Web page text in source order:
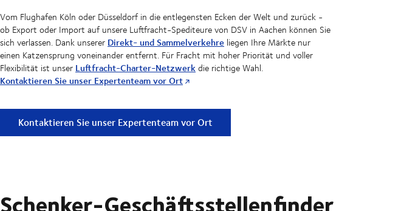
Vom Flughafen Köln oder Düsseldorf in die entlegensten Ecken der Welt und zurück -
ob Export oder Import auf unsere Luftfracht-Spediteure von DSV in Aachen können Sie
sich verlassen. Dank unserer Direkt- und Sammelverkehre liegen Ihre Märkte nur
einen Katzensprung voneinander entfernt. Für Fracht mit hoher Priorität und voller
Flexibilität ist unser Luftfracht-Charter-Netzwerkdie richtige Wahl.
Kontaktieren Sie unser Expertenteam vor Ort
Weltweite Luftfracht von und nach Aachen
Kontaktieren Sie unser Expertenteam vor Ort
Schenker-Geschäftsstellenfinder